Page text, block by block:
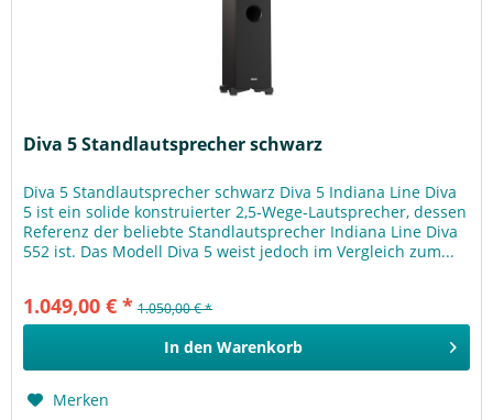
Diva 5 Standlautsprecher schwarz
Diva 5 Standlautsprecher schwarz Diva 5 Indiana Line Diva
5 ist ein solide konstruierter 2,5-Wege-Lautsprecher, dessen
Referenz der beliebte Standlautsprecher Indiana Line Diva
552 ist. Das Modell Diva 5 weist jedoch im Vergleich zum...
1.049,00 € * 1.050,00 € *
In den Warenkorb
Merken